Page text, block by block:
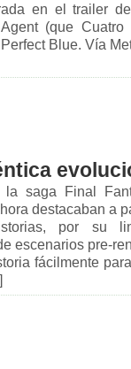
en el trailer
(que
Blue. Vía
la saga Final
destacaban a
por su
escenarios pre-
fácilmente